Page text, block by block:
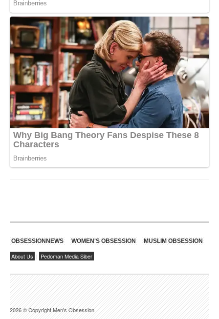
OBSESSIONNEWS WOMEN'S OBSESSION MUSLIM OBSESSION
About Us | Pedoman Media Siber
2026 © Copyright Men's Obsession